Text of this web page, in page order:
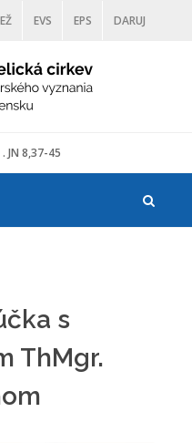
EVS EPS DARUJ
. JN 8,37-45
s
ThMgr.